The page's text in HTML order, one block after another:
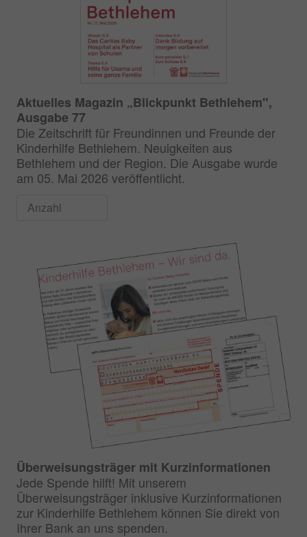
Aktuelles Magazin „Blickpunkt Bethlehem",
Ausgabe 77
Die Zeitschrift für Freundinnen und Freunde der
Kinderhilfe Bethlehem. Neuigkeiten aus
Bethlehem und der Region. Die Ausgabe wurde
am 05. Mai 2026 veröffentlicht.
Überweisungsträger mit Kurzinformationen
Jede Spende hilft! Mit unserem
Überweisungsträger inklusive Kurzinformationen
zur Kinderhilfe Bethlehem können Sie direkt von
Ihrer Bank an uns spenden.